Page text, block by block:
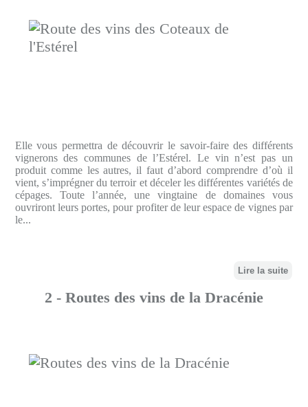
Elle vous permettra de découvrir le savoir-faire des différents
vignerons des communes de l’Estérel. Le vin n’est pas un
produit comme les autres, il faut d’abord comprendre d’où il
vient, s’imprégner du terroir et déceler les différentes variétés de
cépages. Toute l’année, une vingtaine de domaines vous
ouvriront leurs portes, pour profiter de leur espace de vignes par
le...
Lire la suite
2 - Routes des vins de la Dracénie